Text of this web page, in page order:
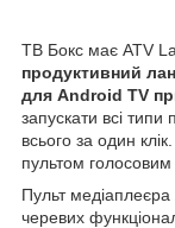
TB Бокс має ATV
продуктивний
для Android TV
запускати всі
всього за один
пультом
Пульт
черевих